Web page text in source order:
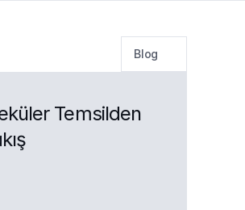
Blog
Temsilden